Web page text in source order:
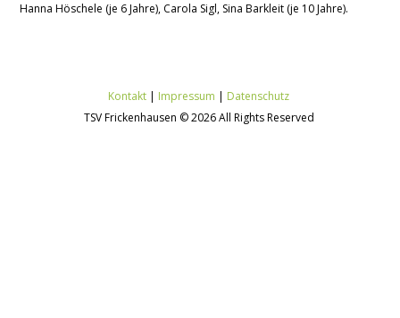
Hanna Höschele (je 6 Jahre), Carola Sigl, Sina Barkleit (je 10 Jahre).
Kontakt | Impressum | Datenschutz
TSV Frickenhausen © 2026 All Rights Reserved